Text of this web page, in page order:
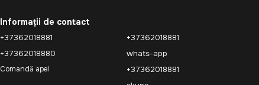
Informații de contact
+37362018881
+37362018880
Comandă apel
+37362018881
whats-app
+37362018881